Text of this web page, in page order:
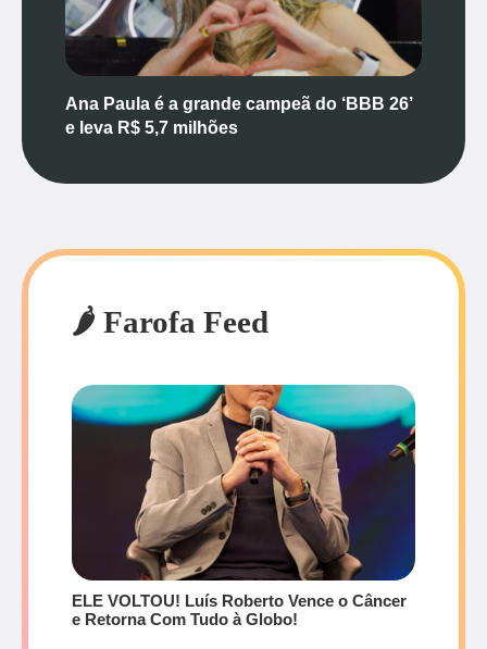
Ana Paula é a grande campeã do ‘BBB 26’
e leva R$ 5,7 milhões
🌶️ Farofa Feed
ELE VOLTOU! Luís Roberto Vence o Câncer
e Retorna Com Tudo à Globo!